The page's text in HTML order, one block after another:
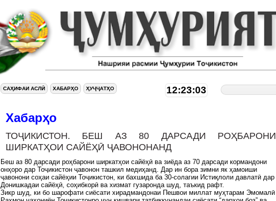
САҲИФАИ АСЛӢ ХАБАРҲО ҲУҶҶАТҲО 12:23:03
Хабарҳо
ТОҶИКИСТОН. БЕШ АЗ 80 ДАРСАДИ РОҲБАРОНИ
ШИРКАТҲОИ САЙЁҲӢ ҶАВОНОНАНД
Беш аз 80 дарсади роҳбарони ширкатҳои сайёҳӣ ва зиёда аз 70 дарсади кормандони
онҳоро дар Тоҷикистон ҷавонон ташкил медиҳанд. Дар ин бора зимни як ҳамоиши
ҷавонони соҳаи сайёҳии Тоҷикистон, ки бахшида ба 30-солагии Истиқлоли давлатӣ дар
Донишкадаи сайёҳӣ, соҳибкорӣ ва хизмат гузаронда шуд, таъкид рафт.
Зикр шуд, ки бо шарофати сиёсати хирадмандонаи Пешвои миллат муҳтарам Эмомалӣ